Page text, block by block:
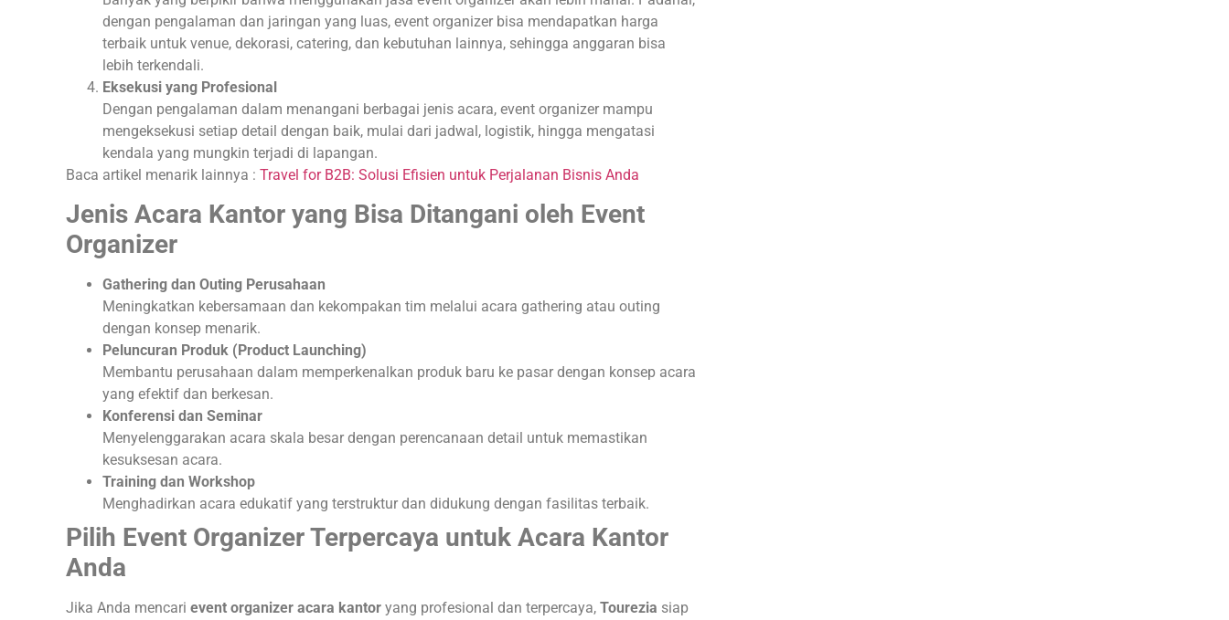
dengan pengalaman dan jaringan yang luas, event organizer bisa mendapatkan harga
terbaik untuk venue, dekorasi, catering, dan kebutuhan lainnya, sehingga anggaran bisa
lebih terkendali.
Eksekusi yang Profesional
Dengan pengalaman dalam menangani berbagai jenis acara, event organizer mampu
mengeksekusi setiap detail dengan baik, mulai dari jadwal, logistik, hingga mengatasi
kendala yang mungkin terjadi di lapangan.
Baca artikel menarik lainnya : Travel for B2B: Solusi Efisien untuk Perjalanan Bisnis Anda
Jenis Acara Kantor yang Bisa Ditangani oleh Event
Organizer
Gathering dan Outing Perusahaan
Meningkatkan kebersamaan dan kekompakan tim melalui acara gathering atau outing
dengan konsep menarik.
Peluncuran Produk (Product Launching)
Membantu perusahaan dalam memperkenalkan produk baru ke pasar dengan konsep acara
yang efektif dan berkesan.
Konferensi dan Seminar
Menyelenggarakan acara skala besar dengan perencanaan detail untuk memastikan
kesuksesan acara.
Training dan Workshop
Menghadirkan acara edukatif yang terstruktur dan didukung dengan fasilitas terbaik.
Pilih Event Organizer Terpercaya untuk Acara Kantor
Anda
Jika Anda mencari event organizer acara kantor yang profesional dan terpercaya, Tourezia siap